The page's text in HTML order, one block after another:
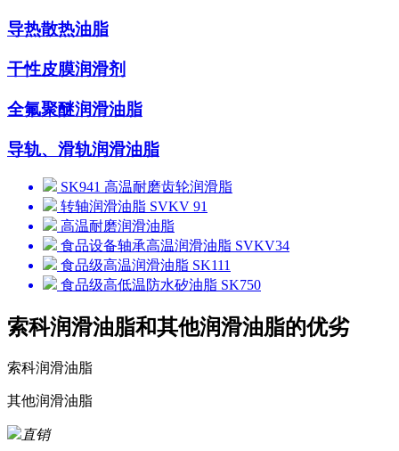
导热散热油脂
干性皮膜润滑剂
全氟聚醚润滑油脂
导轨、滑轨润滑油脂
SK941 高温耐磨齿轮润滑脂
转轴润滑油脂 SVKV 91
高温耐磨润滑油脂
食品设备轴承高温润滑油脂 SVKV34
食品级高温润滑油脂 SK111
食品级高低温防水矽油脂 SK750
索科润滑油脂和其他润滑油脂的优劣
索科润滑油脂
其他润滑油脂
直销